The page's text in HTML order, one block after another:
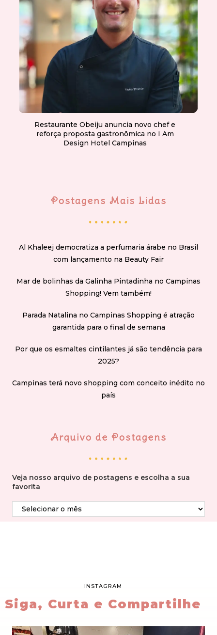
Restaurante Obeiju anuncia novo chef e
reforça proposta gastronômica no I Am
Design Hotel Campinas
Postagens Mais Lidas
Al Khaleej democratiza a perfumaria árabe no Brasil
com lançamento na Beauty Fair
Mar de bolinhas da Galinha Pintadinha no Campinas
Shopping! Vem também!
Parada Natalina no Campinas Shopping é atração
garantida para o final de semana
Por que os esmaltes cintilantes já são tendência para
2025?
Campinas terá novo shopping com conceito inédito no
país
Arquivo de Postagens
Veja nosso arquivo de postagens e escolha a sua
favorita
INSTAGRAM
Siga, Curta e Compartilhe